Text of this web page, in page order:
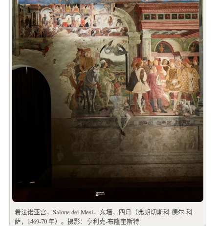
希法诺亚宫，Salone dei Mesi，东墙，四月（弗朗切斯科-德尔-科
萨，1469-70 年）。摄影：亨利克-布隆奎斯特